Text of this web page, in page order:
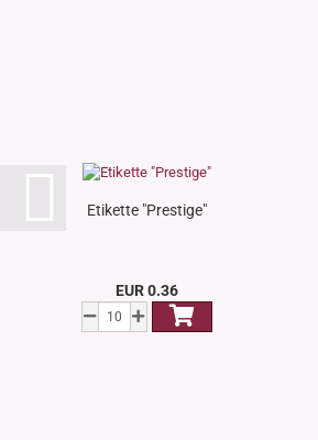
Etikette "Prestige"
EUR 0.36